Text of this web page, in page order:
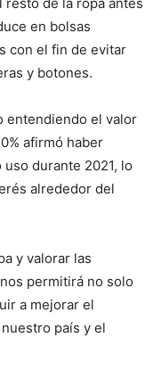
en bolsas
con el fin de evitar
y botones.
entendiendo el valor
afirmó haber
durante 2021, lo
alrededor del
y valorar las
permitirá no solo
a mejorar el
país y el